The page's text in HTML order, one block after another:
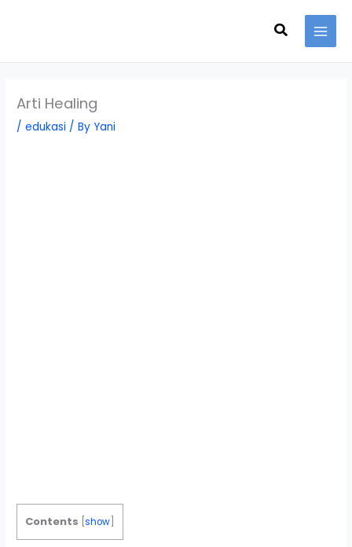
Search
Arti Healing
/edukasi / ByYani
Contents [show